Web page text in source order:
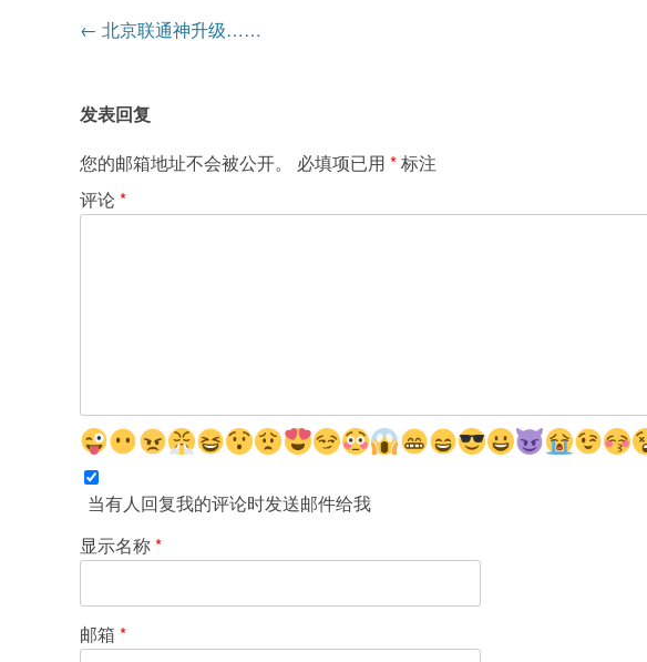
文
导
← 北京联通神升级……
发表回复
您的邮箱地址不会被公开。
必填项已用 *标注
评论*
当有人回复我的评论时发送邮件给我
显示名称*
邮箱 *